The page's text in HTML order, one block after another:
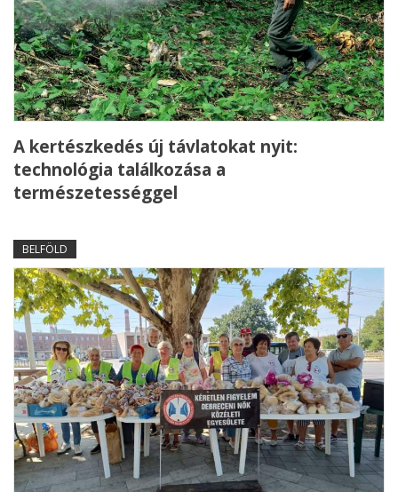
A kertészkedés új távlatokat nyit:
technológia találkozása a
természetességgel
BELFÖLD